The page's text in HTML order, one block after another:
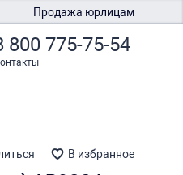
Продажа юрлицам
800 775-75-54
В избранное